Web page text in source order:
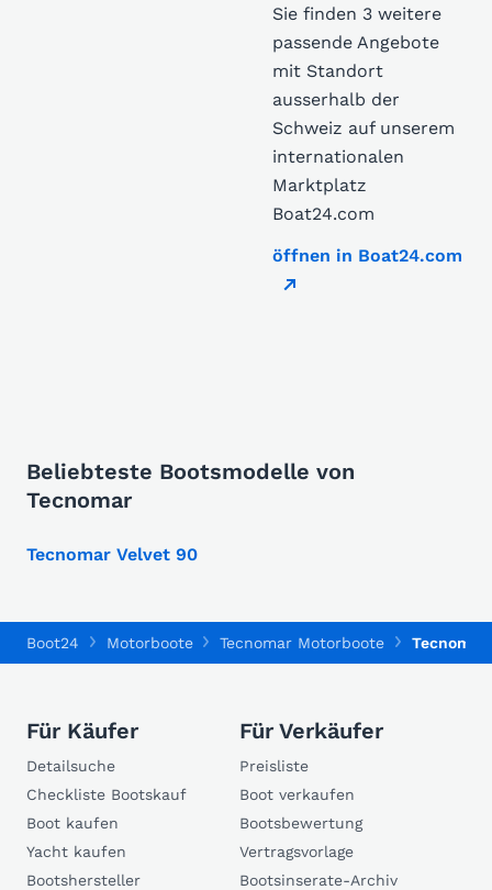
Sie finden 3 weitere
passende Angebote
mit Standort
ausserhalb der
Schweiz auf unserem
internationalen
Marktplatz
Boat24.com
öffnen in Boat24.com
Beliebteste Bootsmodelle von
Tecnomar
Tecnomar Velvet 90
Boot24 Motorboote Tecnomar Motorboote Tecnomar
Für Käufer
Detailsuche
Checkliste Bootskauf
Boot kaufen
Yacht kaufen
Bootshersteller
Für Verkäufer
Preisliste
Boot verkaufen
Bootsbewertung
Vertragsvorlage
Bootsinserate-Archiv